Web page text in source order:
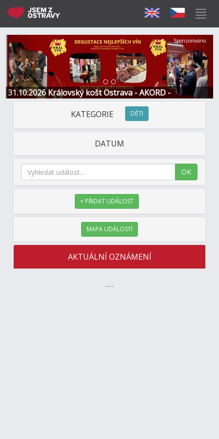
31.10.2026 Královský košt Ostrava - AKORD -
Restaurace a Hotel
Předchozí Další
Sponzorováno
KATEGORIE DĚTI
DATUM
OK
+ PŘIDAT UDÁLOST
MAPA UDÁLOSTÍ
AKTUÁLNÍ OZNÁMENÍ
---